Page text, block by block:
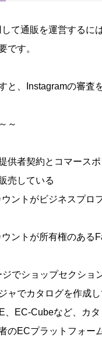
して通販を運営するに
です。
と、Instagramの審査
～
供者契約とコマース
売している
ウントがビジネスプロ
ウントが所有権のある
ジでショップセクショ
ャでカタログを作成
、EC-Cubeなど、カ
のECプラットフォー